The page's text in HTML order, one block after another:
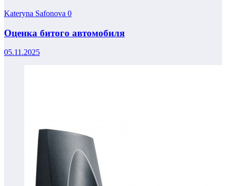
Kateryna Safonova 0
Оценка битого автомобиля
05.11.2025